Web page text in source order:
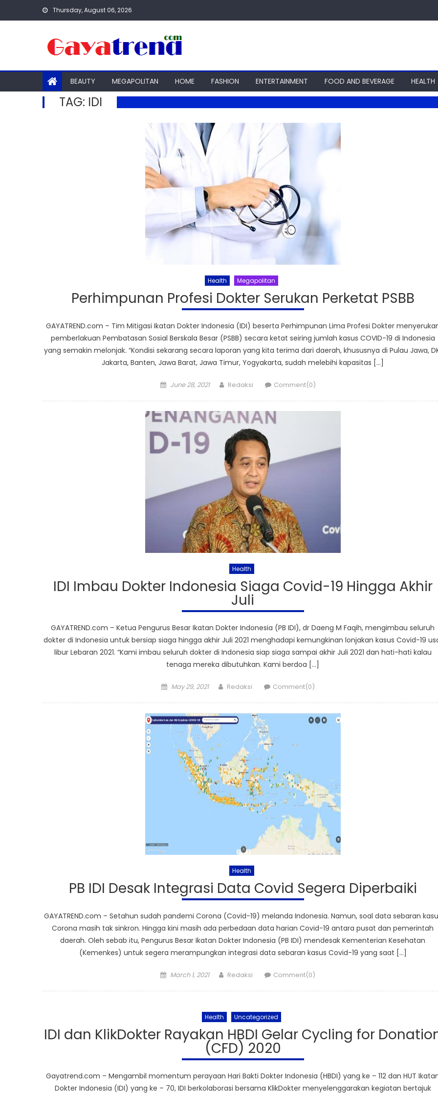
Thursday, August 06, 2026
BEAUTY MEGAPOLITAN HOME FASHION ENTERTAINMENT FOOD AND BEVERAGE HEALTH
TAG: IDI
Health Megapolitan
Perhimpunan Profesi Dokter Serukan Perketat PSBB
GAYATREND.com – Tim Mitigasi Ikatan Dokter Indonesia (IDI) beserta Perhimpunan Lima Profesi Dokter
pemberlakuan Pembatasan Sosial Berskala Besar (PSBB) secara ketat seiring jumlah kasus COVID-19 di Indonesia
yang semakin melonjak. “Kondisi sekarang secara laporan yang kita terima dari daerah, khususnya di Pulau Jawa,
Jakarta, Banten, Jawa Barat, Jawa Timur, Yogyakarta, sudah melebihi kapasitas […]
Posted
June 28, 2021 Author
Redaksi Comment(0)
Health
IDI Imbau Dokter Indonesia Siaga Covid-19 Hingga Akhir
Juli
GAYATREND.com – Ketua Pengurus Besar Ikatan Dokter Indonesia (PB IDI), dr Daeng M Faqih, mengimbau seluruh
dokter di Indonesia untuk bersiap siaga hingga akhir Juli 2021 menghadapi kemungkinan lonjakan kasus Covid-19
libur Lebaran 2021. “Kami imbau seluruh dokter di Indonesia siap siaga sampai akhir Juli 2021 dan hati-hati kalau
tenaga mereka dibutuhkan. Kami berdoa […]
Posted
May 29, 2021 Author
Redaksi Comment(0)
Health
PB IDI Desak Integrasi Data Covid Segera Diperbaiki
GAYATREND.com – Setahun sudah pandemi Corona (Covid-19) melanda Indonesia. Namun, soal data sebaran
Corona masih tak sinkron. Hingga kini masih ada perbedaan data harian Covid-19 antara pusat dan pemerintah
daerah. Oleh sebab itu, Pengurus Besar Ikatan Dokter Indonesia (PB IDI) mendesak Kementerian Kesehatan
(Kemenkes) untuk segera merampungkan integrasi data sebaran kasus Covid-19 yang saat […]
Posted
March 1, 2021 Author
Redaksi Comment(0)
Health Uncategorized
IDI dan KlikDokter Rayakan HBDI Gelar Cycling for
(CFD) 2020
Gayatrend.com – Mengambil momentum perayaan Hari Bakti Dokter Indonesia (HBDI) yang ke – 112 dan HUT
Dokter Indonesia (IDI) yang ke – 70, IDI berkolaborasi bersama KlikDokter menyelenggarakan kegiatan bertajuk